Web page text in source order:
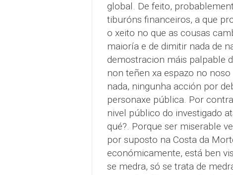
global. De feito,
tiburóns financeiros, a que
o xeito no que as cousas
maioría e de dimitir nada de
demostracion máis palpable
non teñen xa espazo no
nada, ningunha acción por
personaxe pública. Por
nivel público do investigado
qué?. Porque ser miserable
por suposto na Costa da
económicamente, está ben
se medra, só se trata de